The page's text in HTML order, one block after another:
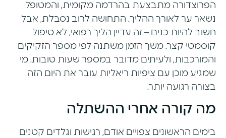
הפרוצדורה מתבצעת בהרדמה מקומית, והמטופל
נשאר ער לאורך ההליך. התחושה לרוב נסבלת, אבל
חשוב להיות כנים – זה עדיין הליך רפואי, לא טיפול
קוסמטי קצר. משך הזמן משתנה לפי מספר הזקיקים
והמורכבות, ולעיתים מדובר במספר שעות טובות. מי
שמגיע מוכן עם ציפיות ריאליות עובר את היום הזה
בצורה רגועה יותר.
מה קורה אחרי ההשתלה
בימים הראשונים צפויים אודם, רגישות וגלדים קטנים